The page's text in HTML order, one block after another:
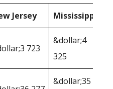
Jersey Mississippi
723
&dollar;4
325
&dollar;35